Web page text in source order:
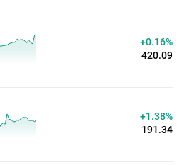
+0.16%
420.09
+1.38%
191.34